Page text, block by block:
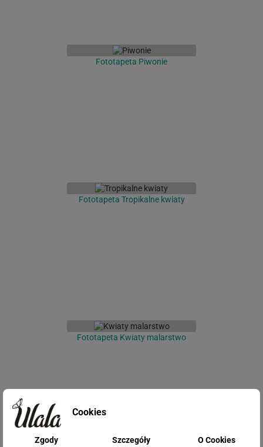
Fototapeta Piwonie
Fototapeta Tropikalne kwiaty
Fototapeta Kwiaty malarstwo
Cookies
Zgody Szczegóły O Cookies